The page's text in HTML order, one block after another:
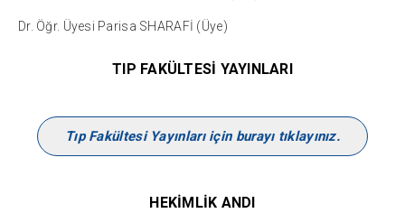
Dr. Öğr. Üyesi Parisa SHARAFİ (Üye)
TIP FAKÜLTESİ YAYINLARI
Tıp Fakültesi Yayınları için burayı tıklayınız.
HEKİMLİK ANDI